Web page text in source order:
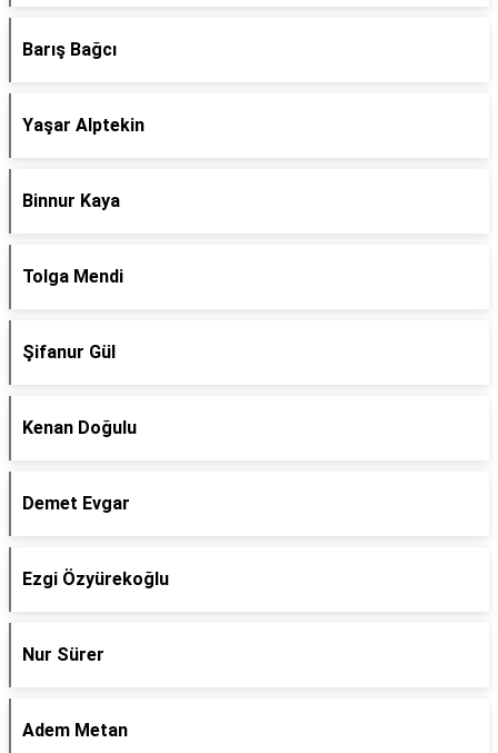
Barış Bağcı
Yaşar Alptekin
Binnur Kaya
Tolga Mendi
Şifanur Gül
Kenan Doğulu
Demet Evgar
Ezgi Özyürekoğlu
Nur Sürer
Adem Metan